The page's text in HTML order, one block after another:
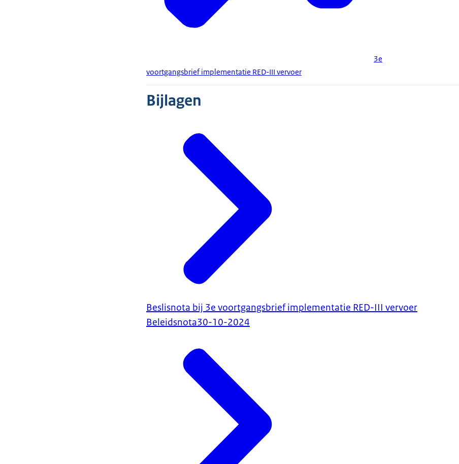
3e
voortgangsbrief implementatie RED-III vervoer
Bijlagen
Beslisnota bij 3e voortgangsbrief implementatie RED-III vervoer
Beleidsnota30-10-2024